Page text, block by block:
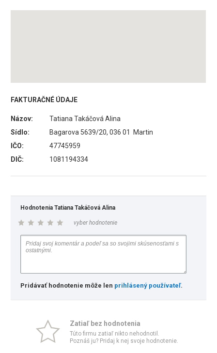
FAKTURAČNÉ ÚDAJE
Názov:
Tatiana Takáčová Alina
Sídlo:
Bagarova 5639/20, 036 01 Martin
IČO:
47745959
DIČ:
1081194334
Hodnotenia Tatiana Takáčová Alina
vyber hodnotenie
Pridávať hodnotenie môže len prihlásený používateľ.
Zatiaľ bez hodnotenia
Túto firmu zatiaľ nikto nehodnotil.
Poznáš ju? Pridaj k nej svoje hodnotenie.